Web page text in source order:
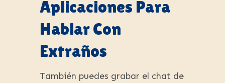
Aplicaciones Para
Hablar Con
Extraños
También puedes grabar el chat de